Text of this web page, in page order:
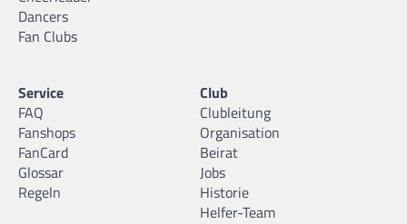
Dancers
Fan Clubs
Service
FAQ
Fanshops
FanCard
Glossar
Regeln
Club
Clubleitung
Organisation
Beirat
Jobs
Historie
Helfer-Team